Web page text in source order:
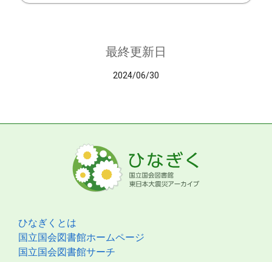
最終更新日
2024/06/30
ひなぎくとは
国立国会図書館ホームページ
国立国会図書館サーチ